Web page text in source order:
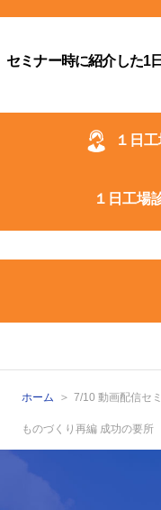
セミナー時に紹介した1
１日
１日工場
ホーム 7/10 動画配信セ
ものづくり再編 成功の要所